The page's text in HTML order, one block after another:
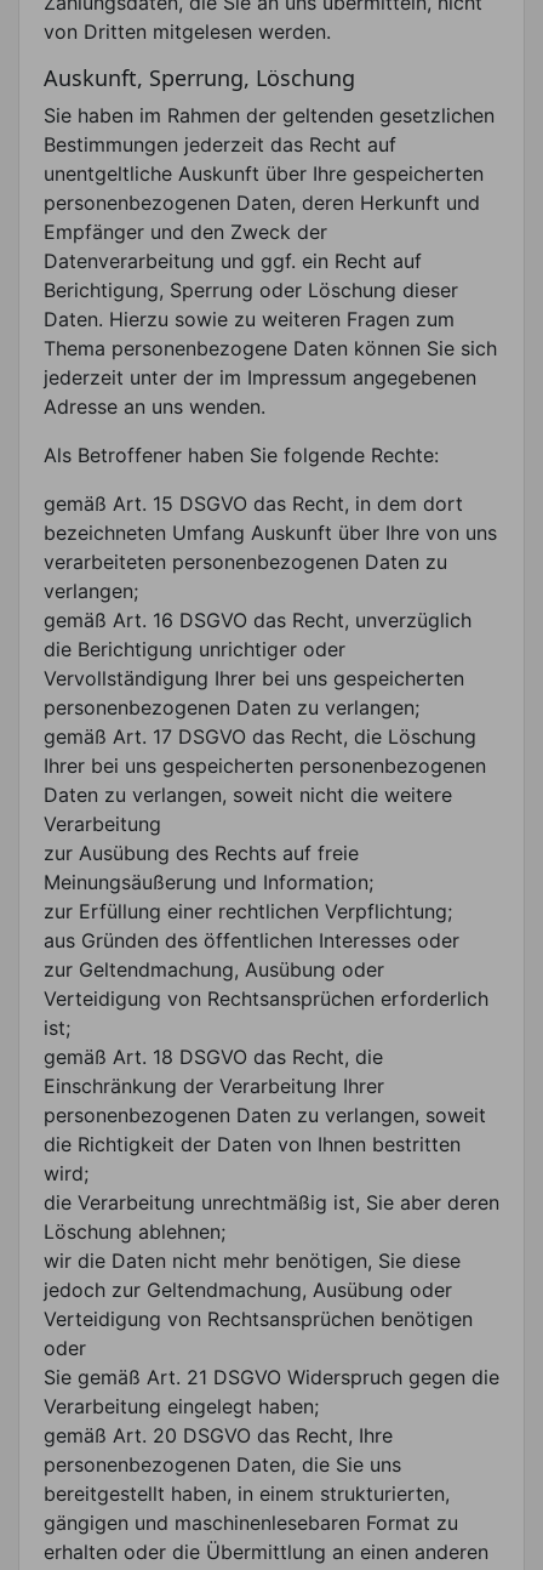
von Dritten mitgelesen werden.
Auskunft, Sperrung, Löschung
Sie haben im Rahmen der geltenden gesetzlichen
Bestimmungen jederzeit das Recht auf
unentgeltliche Auskunft über Ihre gespeicherten
personenbezogenen Daten, deren Herkunft und
Empfänger und den Zweck der
Datenverarbeitung und ggf. ein Recht auf
Berichtigung, Sperrung oder Löschung dieser
Daten. Hierzu sowie zu weiteren Fragen zum
Thema personenbezogene Daten können Sie sich
jederzeit unter der im Impressum angegebenen
Adresse an uns wenden.
Als Betroffener haben Sie folgende Rechte:
gemäß Art. 15 DSGVO das Recht, in dem dort
bezeichneten Umfang Auskunft über Ihre von uns
verarbeiteten personenbezogenen Daten zu
verlangen;
gemäß Art. 16 DSGVO das Recht, unverzüglich
die Berichtigung unrichtiger oder
Vervollständigung Ihrer bei uns gespeicherten
personenbezogenen Daten zu verlangen;
gemäß Art. 17 DSGVO das Recht, die Löschung
Ihrer bei uns gespeicherten personenbezogenen
Daten zu verlangen, soweit nicht die weitere
Verarbeitung
zur Ausübung des Rechts auf freie
Meinungsäußerung und Information;
zur Erfüllung einer rechtlichen Verpflichtung;
aus Gründen des öffentlichen Interesses oder
zur Geltendmachung, Ausübung oder
Verteidigung von Rechtsansprüchen erforderlich
ist;
gemäß Art. 18 DSGVO das Recht, die
Einschränkung der Verarbeitung Ihrer
personenbezogenen Daten zu verlangen, soweit
die Richtigkeit der Daten von Ihnen bestritten
wird;
die Verarbeitung unrechtmäßig ist, Sie aber deren
Löschung ablehnen;
wir die Daten nicht mehr benötigen, Sie diese
jedoch zur Geltendmachung, Ausübung oder
Verteidigung von Rechtsansprüchen benötigen
oder
Sie gemäß Art. 21 DSGVO Widerspruch gegen die
Verarbeitung eingelegt haben;
gemäß Art. 20 DSGVO das Recht, Ihre
personenbezogenen Daten, die Sie uns
bereitgestellt haben, in einem strukturierten,
gängigen und maschinenlesebaren Format zu
erhalten oder die Übermittlung an einen anderen